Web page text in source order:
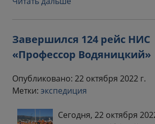
Завершился 124 рейс НИС
«Профессор Водяницкий»
Опубликовано: 22 октября 2022 г.
Метки: экспедиция
Сегодня, 22 октября